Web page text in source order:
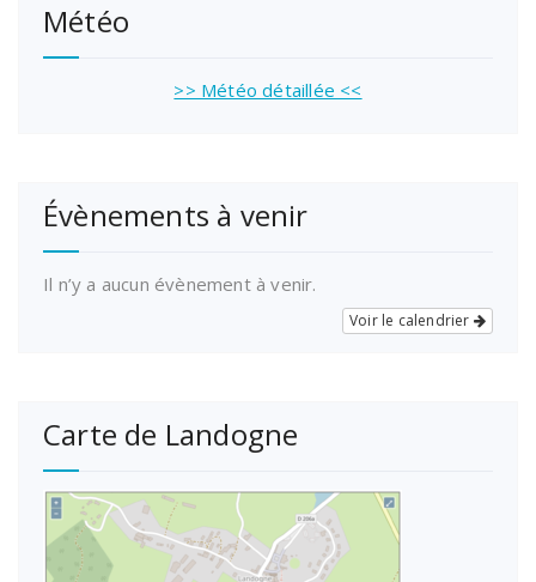
Météo
>> Météo détaillée <<
Évènements à venir
Il n’y a aucun évènement à venir.
Voir le calendrier
Carte de Landogne